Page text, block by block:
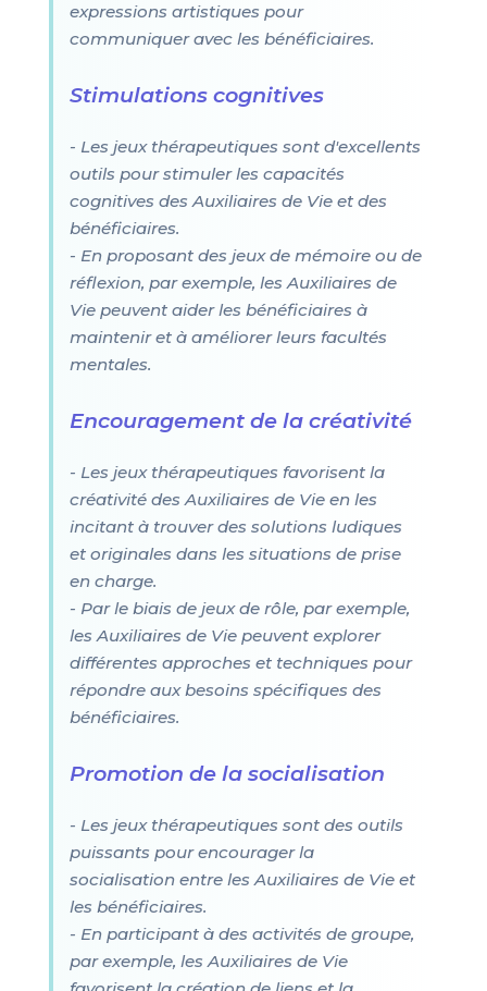
expressions artistiques pour
communiquer avec les bénéficiaires.
Stimulations cognitives
- Les jeux thérapeutiques sont d'excellents
outils pour stimuler les capacités
cognitives des Auxiliaires de Vie et des
bénéficiaires.
- En proposant des jeux de mémoire ou de
réflexion, par exemple, les Auxiliaires de
Vie peuvent aider les bénéficiaires à
maintenir et à améliorer leurs facultés
mentales.
Encouragement de la créativité
- Les jeux thérapeutiques favorisent la
créativité des Auxiliaires de Vie en les
incitant à trouver des solutions ludiques
et originales dans les situations de prise
en charge.
- Par le biais de jeux de rôle, par exemple,
les Auxiliaires de Vie peuvent explorer
différentes approches et techniques pour
répondre aux besoins spécifiques des
bénéficiaires.
Promotion de la socialisation
- Les jeux thérapeutiques sont des outils
puissants pour encourager la
socialisation entre les Auxiliaires de Vie et
les bénéficiaires.
- En participant à des activités de groupe,
par exemple, les Auxiliaires de Vie